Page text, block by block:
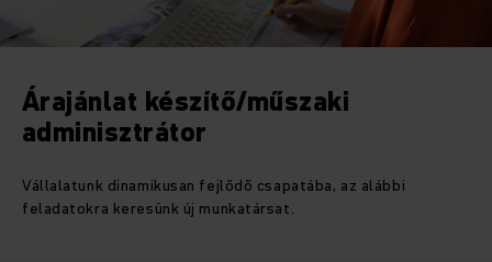
Árajánlat készítő/műszaki
adminisztrátor
Vállalatunk dinamikusan fejlődő csapatába, az alábbi
feladatokra keresünk új munkatársat.